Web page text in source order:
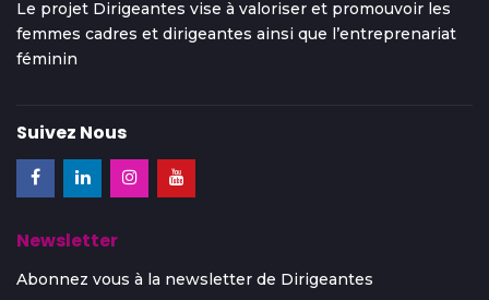
Le projet Dirigeantes vise à valoriser et promouvoir les
femmes cadres et dirigeantes ainsi que l’entreprenariat
féminin
Suivez Nous
Newsletter
Abonnez vous à la newsletter de Dirigeantes